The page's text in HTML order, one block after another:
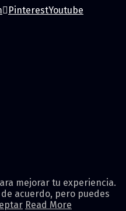
PinterestYoutube
mejorar tu experiencia.
acuerdo, pero puedes
Read More